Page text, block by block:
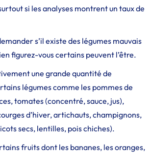
si les analyses montrent un taux de
s’il existe des légumes mauvais
figurez-vous certains peuvent l’être.
une grande quantité de
légumes comme les pommes de
tomates (concentré, sauce, jus),
d’hiver, artichauts, champignons,
secs, lentilles, pois chiches).
fruits dont les bananes, les oranges,